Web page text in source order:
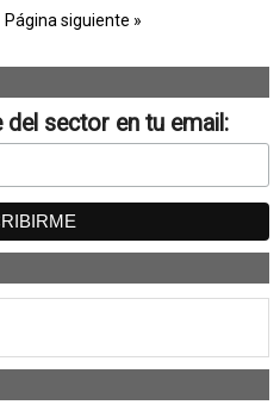
Página siguiente »
del sector en tu email: